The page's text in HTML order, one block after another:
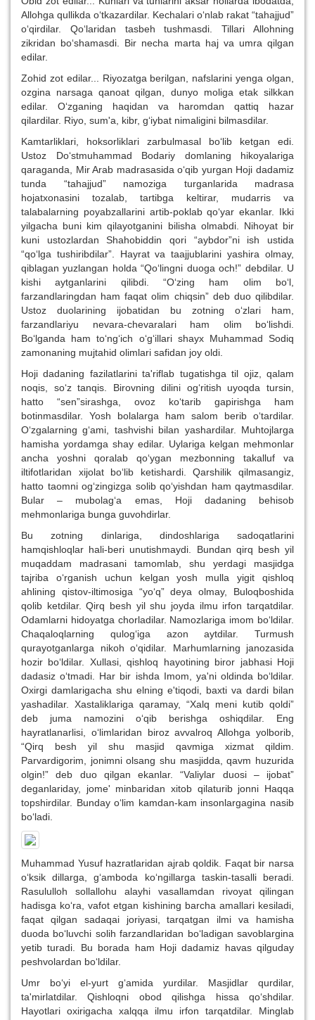
Allohga qullikda o‘tkazardilar. Kechalari o‘nlab rakat “tahajjud”
o‘qirdilar. Qo‘laridan tasbeh tushmasdi. Tillari Allohning
zikridan bo‘shamasdi. Bir necha marta haj va umra qilgan
edilar.
Zohid zot edilar... Riyozatga berilgan, nafslarini yenga olgan,
ozgina narsaga qanoat qilgan, dunyo moliga etak silkkan
edilar. O‘zganing haqidan va haromdan qattiq hazar
qilardilar. Riyo, sum'a, kibr, g‘iybat nimaligini bilmasdilar.
Kamtarliklari, hoksorliklari zarbulmasal bo‘lib ketgan edi.
Ustoz Do‘stmuhammad Bodariy domlaning hikoyalariga
qaraganda, Mir Arab madrasasida o‘qib yurgan Hoji dadamiz
tunda “tahajjud” namoziga turganlarida madrasa
hojatxonasini tozalab, tartibga keltirar, mudarris va
talabalarning poyabzallarini artib-poklab qo‘yar ekanlar. Ikki
yilgacha buni kim qilayotganini bilisha olmabdi. Nihoyat bir
kuni ustozlardan Shahobiddin qori “aybdor”ni ish ustida
“qo‘lga tushiribdilar”. Hayrat va taajjublarini yashira olmay,
qiblagan yuzlangan holda “Qo‘lingni duoga och!” debdilar. U
kishi aytganlarini qilibdi. “O‘zing ham olim bo‘l,
farzandlaringdan ham faqat olim chiqsin” deb duo qilibdilar.
Ustoz duolarining ijobatidan bu zotning o‘zlari ham,
farzandlariyu nevara-chevaralari ham olim bo‘lishdi.
Bo‘lganda ham to‘ng‘ich o‘g‘illari shayx Muhammad Sodiq
zamonaning mujtahid olimlari safidan joy oldi.
Hoji dadaning fazilatlarini ta'riflab tugatishga til ojiz, qalam
noqis, so‘z tanqis. Birovning dilini og‘ritish uyoqda tursin,
hatto “sen”sirashga, ovoz ko‘tarib gapirishga ham
botinmasdilar. Yosh bolalarga ham salom berib o‘tardilar.
O‘zgalarning g‘ami, tashvishi bilan yashardilar. Muhtojlarga
hamisha yordamga shay edilar. Uylariga kelgan mehmonlar
ancha yoshni qoralab qo‘ygan mezbonning takalluf va
iltifotlaridan xijolat bo‘lib ketishardi. Qarshilik qilmasangiz,
hatto taomni og‘zingizga solib qo‘yishdan ham qaytmasdilar.
Bular – mubolag‘a emas, Hoji dadaning behisob
mehmonlariga bunga guvohdirlar.
Bu zotning dinlariga, dindoshlariga sadoqatlarini
hamqishloqlar hali-beri unutishmaydi. Bundan qirq besh yil
muqaddam madrasani tamomlab, shu yerdagi masjidga
tajriba o‘rganish uchun kelgan yosh mulla yigit qishloq
ahlining qistov-iltimosiga “yo‘q” deya olmay, Buloqboshida
qolib ketdilar. Qirq besh yil shu joyda ilmu irfon tarqatdilar.
Odamlarni hidoyatga chorladilar. Namozlariga imom bo‘ldilar.
Chaqaloqlarning qulog‘iga azon aytdilar. Turmush
qurayotganlarga nikoh o‘qidilar. Marhumlarning janozasida
hozir bo‘ldilar. Xullasi, qishloq hayotining biror jabhasi Hoji
dadasiz o‘tmadi. Har bir ishda Imom, ya'ni oldinda bo‘ldilar.
Oxirgi damlarigacha shu elning e'tiqodi, baxti va dardi bilan
yashadilar. Xastaliklariga qaramay, “Xalq meni kutib qoldi”
deb juma namozini o‘qib berishga oshiqdilar. Eng
hayratlanarlisi, o‘limlaridan biroz avvalroq Allohga yolborib,
“Qirq besh yil shu masjid qavmiga xizmat qildim.
Parvardigorim, jonimni olsang shu masjidda, qavm huzurida
olgin!” deb duo qilgan ekanlar. “Valiylar duosi – ijobat”
deganlariday, jome' minbaridan xitob qilaturib jonni Haqqa
topshirdilar. Bunday o‘lim kamdan-kam insonlargagina nasib
bo‘ladi.
Muhammad Yusuf hazratlaridan ajrab qoldik. Faqat bir narsa
o‘ksik dillarga, g‘amboda ko‘ngillarga taskin-tasalli beradi.
Rasululloh sollallohu alayhi vasallamdan rivoyat qilingan
hadisga ko‘ra, vafot etgan kishining barcha amallari kesiladi,
faqat qilgan sadaqai joriyasi, tarqatgan ilmi va hamisha
duoda bo‘luvchi solih farzandlaridan bo‘ladigan savoblargina
yetib turadi. Bu borada ham Hoji dadamiz havas qilguday
peshvolardan bo‘ldilar.
Umr bo‘yi el-yurt g‘amida yurdilar. Masjidlar qurdilar,
ta'mirlatdilar. Qishloqni obod qilishga hissa qo‘shdilar.
Hayotlari oxirigacha xalqqa ilmu irfon tarqatdilar. Minglab